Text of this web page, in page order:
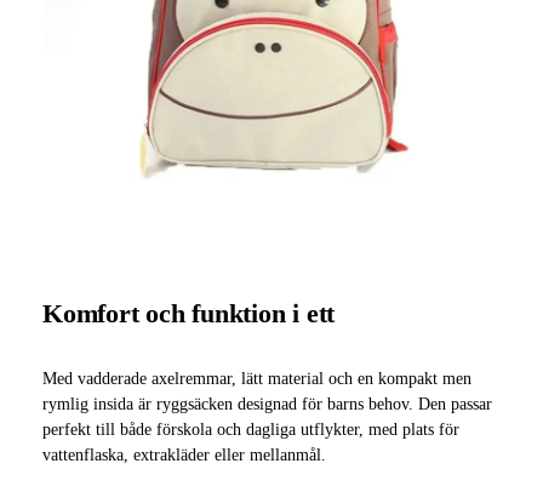
Komfort och funktion i ett
Med vadderade axelremmar, lätt material och en kompakt men
rymlig insida är ryggsäcken designad för barns behov. Den passar
perfekt till både förskola och dagliga utflykter, med plats för
vattenflaska, extrakläder eller mellanmål.